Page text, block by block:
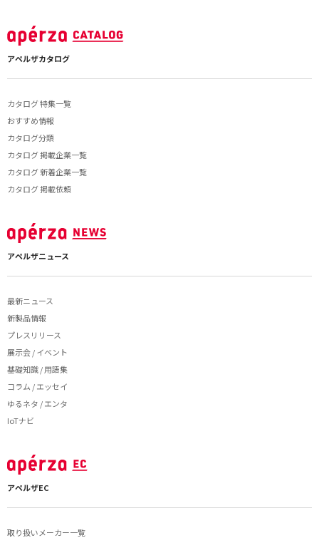
アペルザカタログ
カタログ 特集一覧
おすすめ情報
カタログ分類
カタログ 掲載企業一覧
カタログ 新着企業一覧
カタログ 掲載依頼
アペルザニュース
最新ニュース
新製品情報
プレスリリース
展示会 / イベント
基礎知識 / 用語集
コラム / エッセイ
ゆるネタ / エンタ
IoTナビ
アペルザEC
取り扱いメーカー一覧